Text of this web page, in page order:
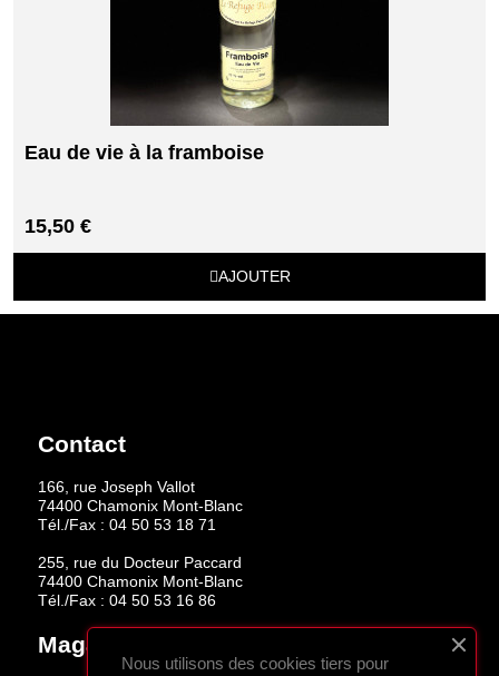
Eau de vie à la framboise
15,50 €
AJOUTER
Contact
166, rue Joseph Vallot
74400 Chamonix Mont-Blanc
Tél./Fax : 04 50 53 18 71
255, rue du Docteur Paccard
74400 Chamonix Mont-Blanc
Tél./Fax : 04 50 53 16 86
Magasins
Nous utilisons des cookies tiers pour